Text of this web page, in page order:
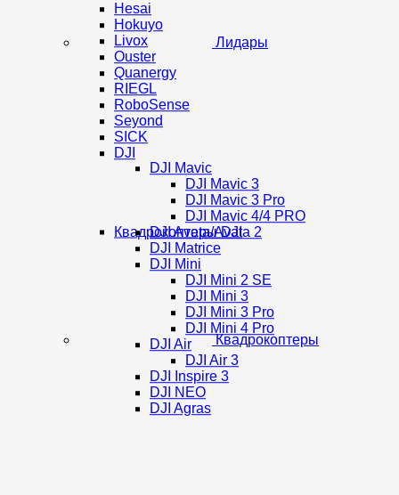
Лидары
Hesai
Hokuyo
Livox
Ouster
Quanergy
RIEGL
RoboSense
Seyond
SICK
DJI
Квадрокоптеры
Квадрокоптеры DJI
DJI Mavic
DJI Mavic 3
DJI Mavic 3 Pro
DJI Mavic 4/4 PRO
DJI Avata/Avata 2
DJI Matrice
DJI Mini
DJI Mini 2 SE
DJI Mini 3
DJI Mini 3 Pro
DJI Mini 4 Pro
DJI Air
DJI Air 3
DJI Inspire 3
DJI NEO
DJI Agras